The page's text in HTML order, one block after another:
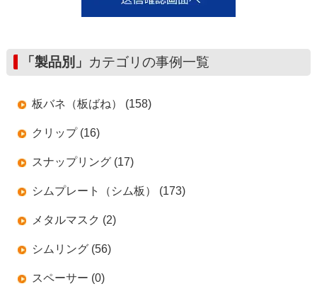
「製品別」 カテゴリの事例一覧
板バネ（板ばね） (158)
クリップ (16)
スナップリング (17)
シムプレート（シム板） (173)
メタルマスク (2)
シムリング (56)
スペーサー (0)